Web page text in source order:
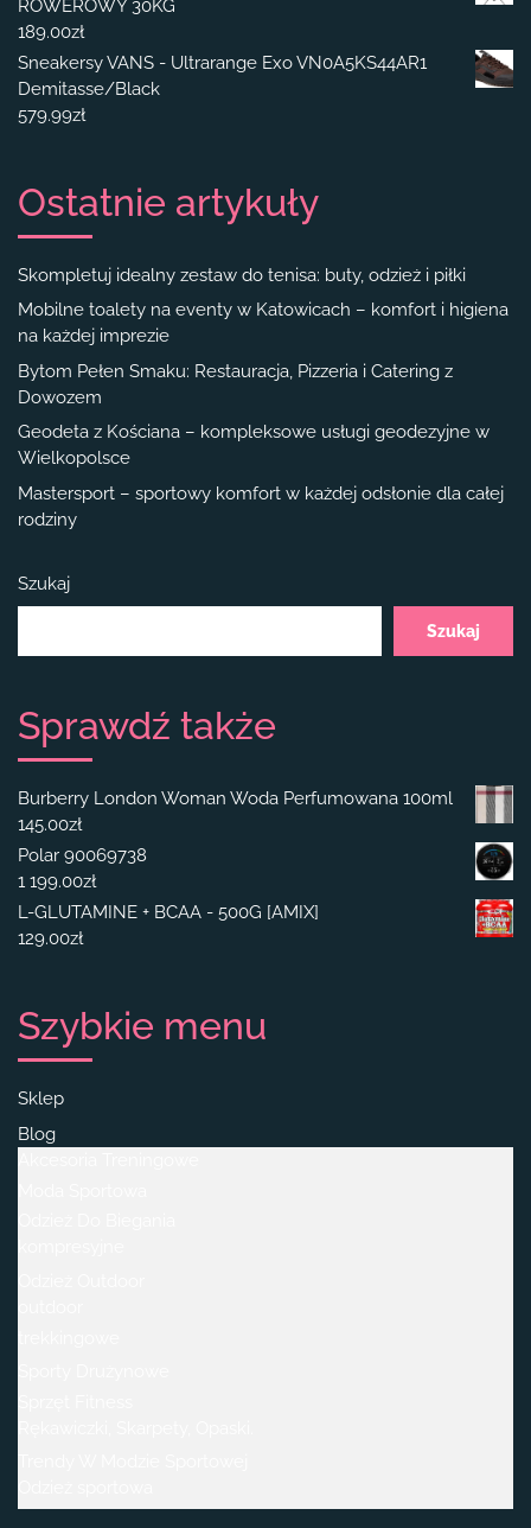
ROWEROWY 30KG
189.00zł
Sneakersy VANS - Ultrarange Exo VN0A5KS44AR1
Demitasse/Black
579.99zł
Ostatnie artykuły
Skompletuj idealny zestaw do tenisa: buty, odzież i piłki
Mobilne toalety na eventy w Katowicach – komfort i higiena
na każdej imprezie
Bytom Pełen Smaku: Restauracja, Pizzeria i Catering z
Dowozem
Geodeta z Kościana – kompleksowe usługi geodezyjne w
Wielkopolsce
Mastersport – sportowy komfort w każdej odsłonie dla całej
rodziny
Szukaj
Szukaj
Sprawdź także
Burberry London Woman Woda Perfumowana 100ml
145.00zł
Polar 90069738
1 199.00zł
L-GLUTAMINE + BCAA - 500G [AMIX]
129.00zł
Szybkie menu
Sklep
Blog